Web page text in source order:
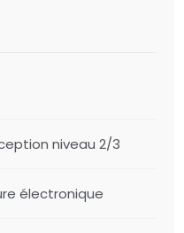
niveau 2/3
électronique